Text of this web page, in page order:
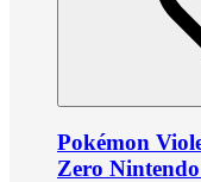
Pokémon
Zero